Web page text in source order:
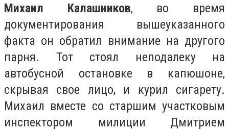
Михаил Калашников, во время
документирования вышеуказанного
факта он обратил внимание на другого
парня. Тот стоял неподалеку на
автобусной остановке в капюшоне,
скрывая свое лицо, и курил сигарету.
Михаил вместе со старшим участковым
инспектором милиции Дмитрием